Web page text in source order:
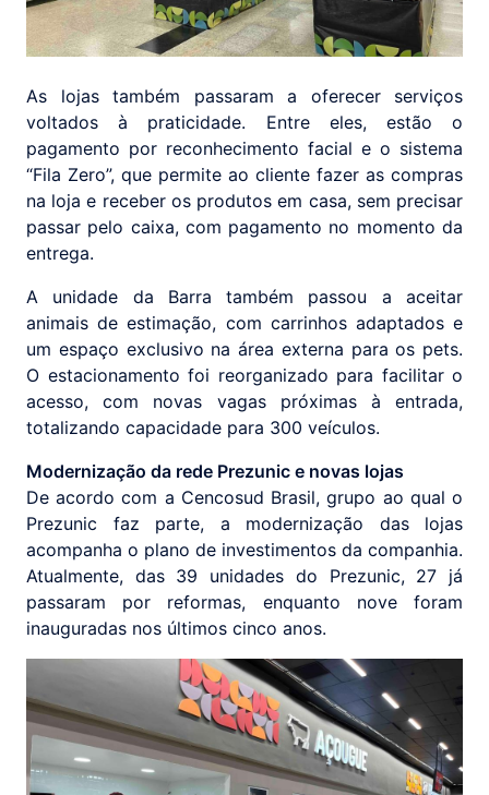
As lojas também passaram a oferecer serviços
voltados à praticidade. Entre eles, estão o
pagamento por reconhecimento facial e o sistema
“Fila Zero”, que permite ao cliente fazer as compras
na loja e receber os produtos em casa, sem precisar
passar pelo caixa, com pagamento no momento da
entrega.
A unidade da Barra também passou a aceitar
animais de estimação, com carrinhos adaptados e
um espaço exclusivo na área externa para os pets.
O estacionamento foi reorganizado para facilitar o
acesso, com novas vagas próximas à entrada,
totalizando capacidade para 300 veículos.
Modernização da rede Prezunic e novas lojas
De acordo com a Cencosud Brasil, grupo ao qual o
Prezunic faz parte, a modernização das lojas
acompanha o plano de investimentos da companhia.
Atualmente, das 39 unidades do Prezunic, 27 já
passaram por reformas, enquanto nove foram
inauguradas nos últimos cinco anos.